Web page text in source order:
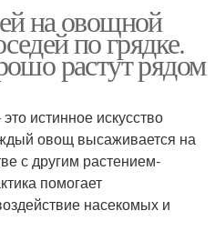
на овощной
по грядке.
растут рядом
истинное искусство
овощ высаживается на
с другим растением-
помогает
насекомых и